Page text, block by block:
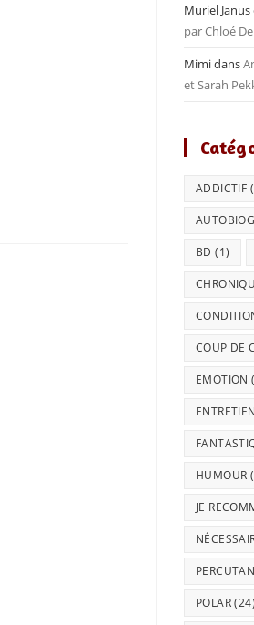
Muriel Janus
par Chloé
Mimidans
et Sarah
ADDICTIF
BD (1)
COUP DE
EMOTION
ENTRETIEN
HUMOUR
JE
POLAR(24)